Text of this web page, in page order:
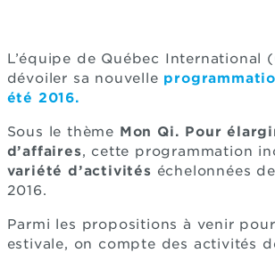
L’équipe de Québec International
dévoiler sa nouvelle
été 2016.
Sous le thème Mon Qi. Pour
d’affaires, cette programmation
variété d’activités échelonnées
2016.
Parmi les propositions à venir
estivale, on compte des activités